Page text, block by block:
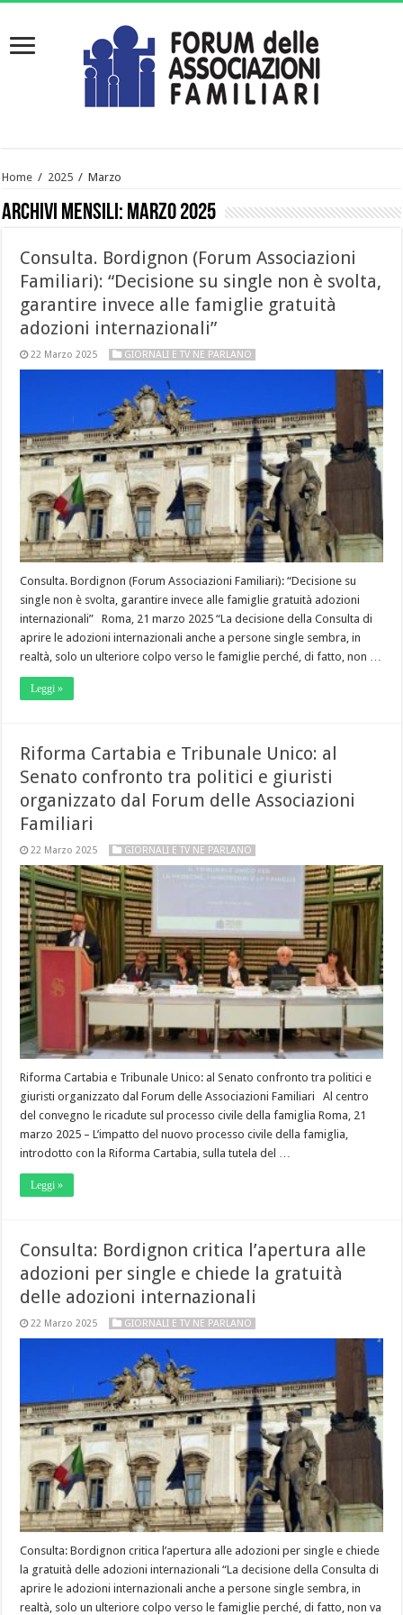
Home / 2025 / Marzo
Archivi mensili: Marzo 2025
Consulta. Bordignon (Forum Associazioni
Familiari): “Decisione su single non è svolta,
garantire invece alle famiglie gratuità
adozioni internazionali”
22 Marzo 2025 GIORNALI E TV NE PARLANO
Consulta. Bordignon (Forum Associazioni Familiari): “Decisione su
single non è svolta, garantire invece alle famiglie gratuità adozioni
internazionali” Roma, 21 marzo 2025 “La decisione della Consulta di
aprire le adozioni internazionali anche a persone single sembra, in
realtà, solo un ulteriore colpo verso le famiglie perché, di fatto, non …
Leggi »
Riforma Cartabia e Tribunale Unico: al
Senato confronto tra politici e giuristi
organizzato dal Forum delle Associazioni
Familiari
22 Marzo 2025 GIORNALI E TV NE PARLANO
Riforma Cartabia e Tribunale Unico: al Senato confronto tra politici e
giuristi organizzato dal Forum delle Associazioni Familiari Al centro
del convegno le ricadute sul processo civile della famiglia Roma, 21
marzo 2025 – L’impatto del nuovo processo civile della famiglia,
introdotto con la Riforma Cartabia, sulla tutela del …
Leggi »
Consulta: Bordignon critica l’apertura alle
adozioni per single e chiede la gratuità
delle adozioni internazionali
22 Marzo 2025 GIORNALI E TV NE PARLANO
Consulta: Bordignon critica l’apertura alle adozioni per single e chiede
la gratuità delle adozioni internazionali “La decisione della Consulta di
aprire le adozioni internazionali anche a persone single sembra, in
realtà, solo un ulteriore colpo verso le famiglie perché, di fatto, non va